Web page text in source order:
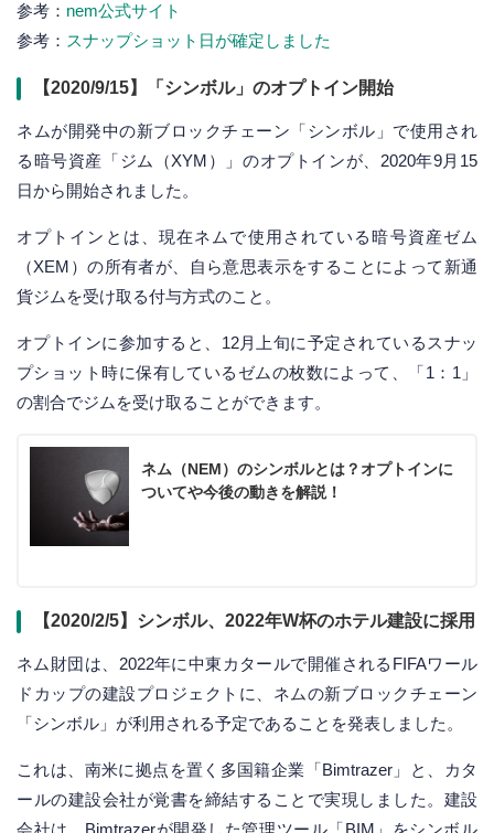
参考： nem公式サイト
参考： スナップショット日が確定しました
【2020/9/15】「シンボル」のオプトイン開始
ネムが開発中の新ブロックチェーン「シンボル」で使用され
る暗号資産「ジム（XYM）」のオプトインが、2020年9月15
日から開始されました。
オプトインとは、現在ネムで使用されている暗号資産ゼム
（XEM）の所有者が、自ら意思表示をすることによって新通
貨ジムを受け取る付与方式のこと。
オプトインに参加すると、12月上旬に予定されているスナッ
プショット時に保有しているゼムの枚数によって、「1：1」
の割合でジムを受け取ることができます。
ネム（NEM）のシンボルとは？オプトインに
ついてや今後の動きを解説！
【2020/2/5】シンボル、2022年W杯のホテル建設に採用
ネム財団は、2022年に中東カタールで開催されるFIFAワール
ドカップの建設プロジェクトに、ネムの新ブロックチェーン
「シンボル」が利用される予定であることを発表しました。
これは、南米に拠点を置く多国籍企業「Bimtrazer」と、カタ
ールの建設会社が覚書を締結することで実現しました。建設
会社は、Bimtrazerが開発した管理ツール「BIM」をシンボル